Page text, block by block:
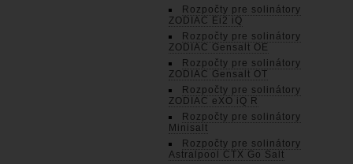
Rozpočty pre solinátory
ZODIAC Ei2 iQ
Rozpočty pre solinátory
ZODIAC Gensalt OE
Rozpočty pre solinátory
ZODIAC Gensalt OT
Rozpočty pre solinátory
ZODIAC eXO iQ R
Rozpočty pre solinátory
Minisalt
Rozpočty pre solinátory
Astralpool CTX Go Salt